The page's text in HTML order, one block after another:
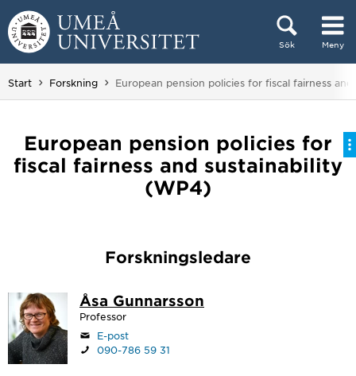
Hoppa direkt till innehållet
Sök Meny
Huvudmenyn dold.
Start Forskning Du är här:
European pension policies for fiscal fairness
European pension policies for
fiscal fairness and sustainability
(WP4)
Forskningsledare
Åsa Gunnarsson
Professor
E-post
090-786 59 31